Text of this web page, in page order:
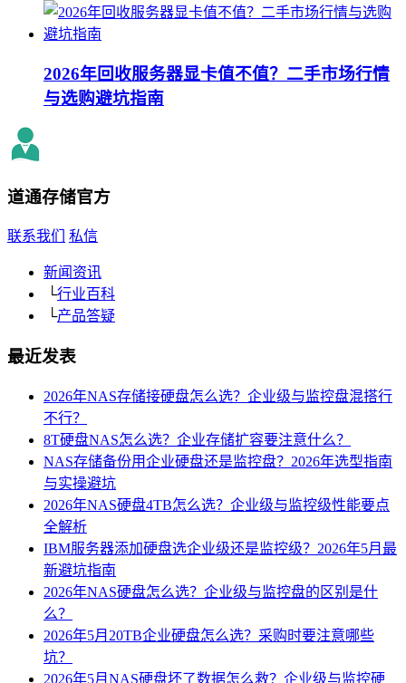
2026年回收服务器显卡值不值？二手市场行情
与选购避坑指南
道通存储官方
联系我们 私信
新闻资讯
└行业百科
└产品答疑
最近发表
2026年NAS存储接硬盘怎么选？企业级与监控盘混搭行
不行？
8T硬盘NAS怎么选？企业存储扩容要注意什么？
NAS存储备份用企业硬盘还是监控盘？2026年选型指南
与实操避坑
2026年NAS硬盘4TB怎么选？企业级与监控级性能要点
全解析
IBM服务器添加硬盘选企业级还是监控级？2026年5月最
新避坑指南
2026年NAS硬盘怎么选？企业级与监控盘的区别是什
么？
2026年5月20TB企业硬盘怎么选？采购时要注意哪些
坑？
2026年5月NAS硬盘坏了数据怎么救？企业级与监控硬